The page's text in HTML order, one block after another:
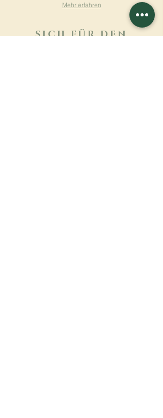
Mehr erfahren
SICH FÜR DEN